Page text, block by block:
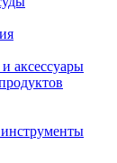
аксессуары